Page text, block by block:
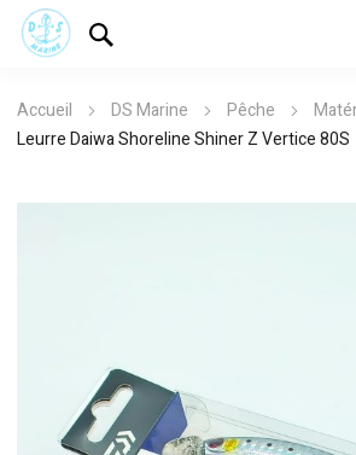
Accueil DS Marine Pêche
Leurre Daiwa Shoreline Shiner Z Vertice 80S